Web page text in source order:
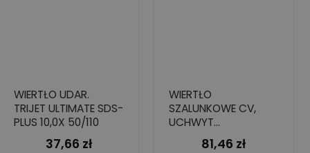
WIERTŁO UDAR.
TRIJET ULTIMATE SDS-
PLUS 10,0X 50/110
Cena
37,66 zł
WIERTŁO
SZALUNKOWE CV,
UCHWYT
CYLINDRYCZNY,
14X550/600
Cena
81,46 zł